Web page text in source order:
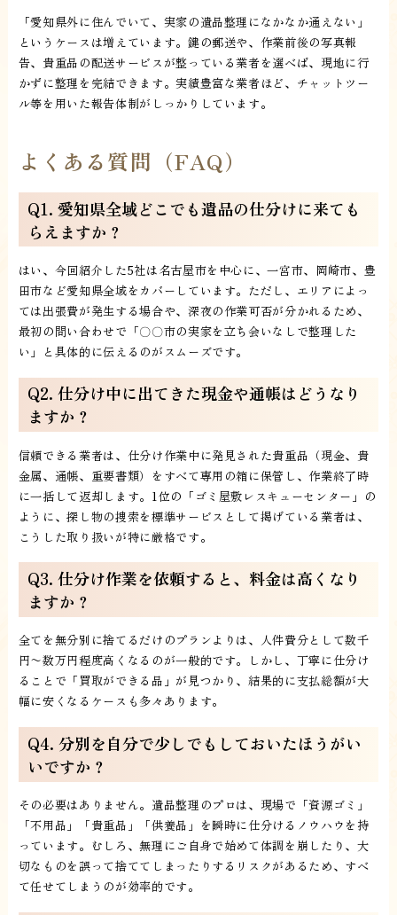
「愛知県外に住んでいて、実家の遺品整理になかなか通えない」
というケースは増えています。鍵の郵送や、作業前後の写真報
告、貴重品の配送サービスが整っている業者を選べば、現地に行
かずに整理を完結できます。実績豊富な業者ほど、チャットツー
ル等を用いた報告体制がしっかりしています。
よくある質問（FAQ）
Q1. 愛知県全域どこでも遺品の仕分けに来ても
らえますか？
はい、今回紹介した5社は名古屋市を中心に、一宮市、岡崎市、豊
田市など愛知県全域をカバーしています。ただし、エリアによっ
ては出張費が発生する場合や、深夜の作業可否が分かれるため、
最初の問い合わせで「〇〇市の実家を立ち会いなしで整理した
い」と具体的に伝えるのがスムーズです。
Q2. 仕分け中に出てきた現金や通帳はどうなり
ますか？
信頼できる業者は、仕分け作業中に発見された貴重品（現金、貴
金属、通帳、重要書類）をすべて専用の箱に保管し、作業終了時
に一括して返却します。1位の「ゴミ屋敷レスキューセンター」の
ように、探し物の捜索を標準サービスとして掲げている業者は、
こうした取り扱いが特に厳格です。
Q3. 仕分け作業を依頼すると、料金は高くなり
ますか？
全てを無分別に捨てるだけのプランよりは、人件費分として数千
円〜数万円程度高くなるのが一般的です。しかし、丁寧に仕分け
ることで「買取ができる品」が見つかり、結果的に支払総額が大
幅に安くなるケースも多々あります。
Q4. 分別を自分で少しでもしておいたほうがい
いですか？
その必要はありません。遺品整理のプロは、現場で「資源ゴミ」
「不用品」「貴重品」「供養品」を瞬時に仕分けるノウハウを持
っています。むしろ、無理にご自身で始めて体調を崩したり、大
切なものを誤って捨ててしまったりするリスクがあるため、すべ
て任せてしまうのが効率的です。